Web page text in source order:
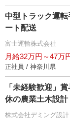
中型トラック運
ート配送
富士運輸株式会社
月給32万円～47万
正社員 / 神奈川県
「未経験歓迎」
休の農業土木設計
株式会社デミング設計